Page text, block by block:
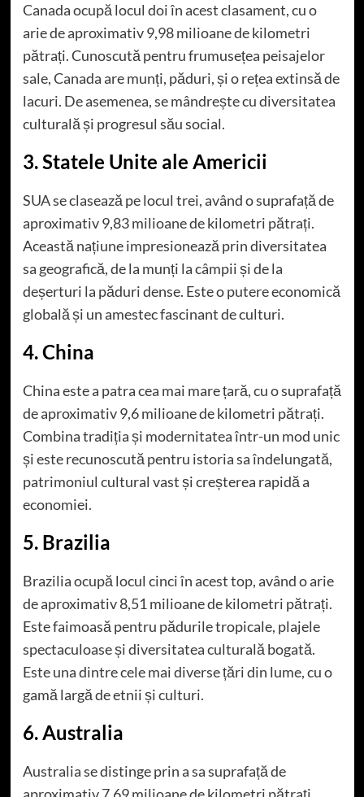
Canada ocupă locul doi în acest clasament, cu o
arie de aproximativ 9,98 milioane de kilometri
pătrați. Cunoscută pentru frumusețea peisajelor
sale, Canada are munți, păduri, și o rețea extinsă de
lacuri. De asemenea, se mândrește cu diversitatea
culturală și progresul său social.
3. Statele Unite ale Americii
SUA se clasează pe locul trei, având o suprafață de
aproximativ 9,83 milioane de kilometri pătrați.
Această națiune impresionează prin diversitatea
sa geografică, de la munți la câmpii și de la
deșerturi la păduri dense. Este o putere economică
globală și un amestec fascinant de culturi.
4. China
China este a patra cea mai mare țară, cu o suprafață
de aproximativ 9,6 milioane de kilometri pătrați.
Combina tradiția și modernitatea într-un mod unic
și este recunoscută pentru istoria sa îndelungată,
patrimoniul cultural vast și creșterea rapidă a
economiei.
5. Brazilia
Brazilia ocupă locul cinci în acest top, având o arie
de aproximativ 8,51 milioane de kilometri pătrați.
Este faimoasă pentru pădurile tropicale, plajele
spectaculoase și diversitatea culturală bogată.
Este una dintre cele mai diverse țări din lume, cu o
gamă largă de etnii și culturi.
6. Australia
Australia se distinge prin a sa suprafață de